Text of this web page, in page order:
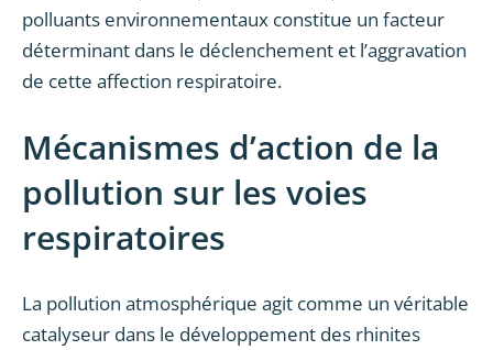
polluants environnementaux constitue un facteur
déterminant dans le déclenchement et l’aggravation
de cette affection respiratoire.
Mécanismes d’action de la
pollution sur les voies
respiratoires
La pollution atmosphérique agit comme un véritable
catalyseur dans le développement des rhinites